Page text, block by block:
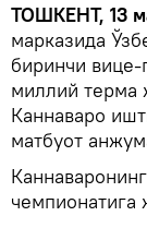
ТОШКЕНТ, 13
марказида
биринчи
миллий
Каннаваро
матбуот
чемпионатига